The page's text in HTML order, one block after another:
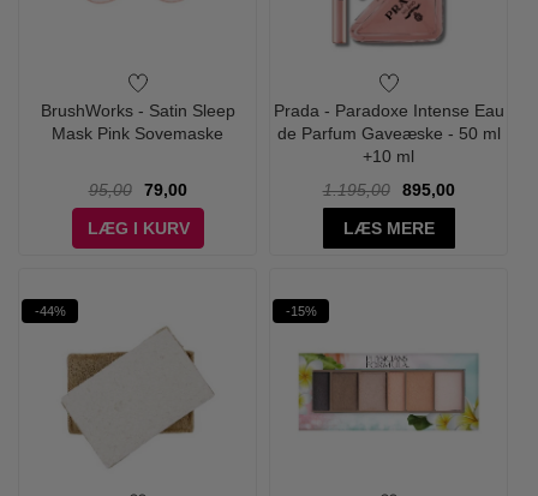
BrushWorks - Satin Sleep
Mask Pink Sovemaske
95,00
79,00
LÆG I KURV
Prada - Paradoxe Intense Eau
de Parfum Gaveæske - 50 ml
+10 ml
1.195,00
895,00
LÆS MERE
-44% -15%